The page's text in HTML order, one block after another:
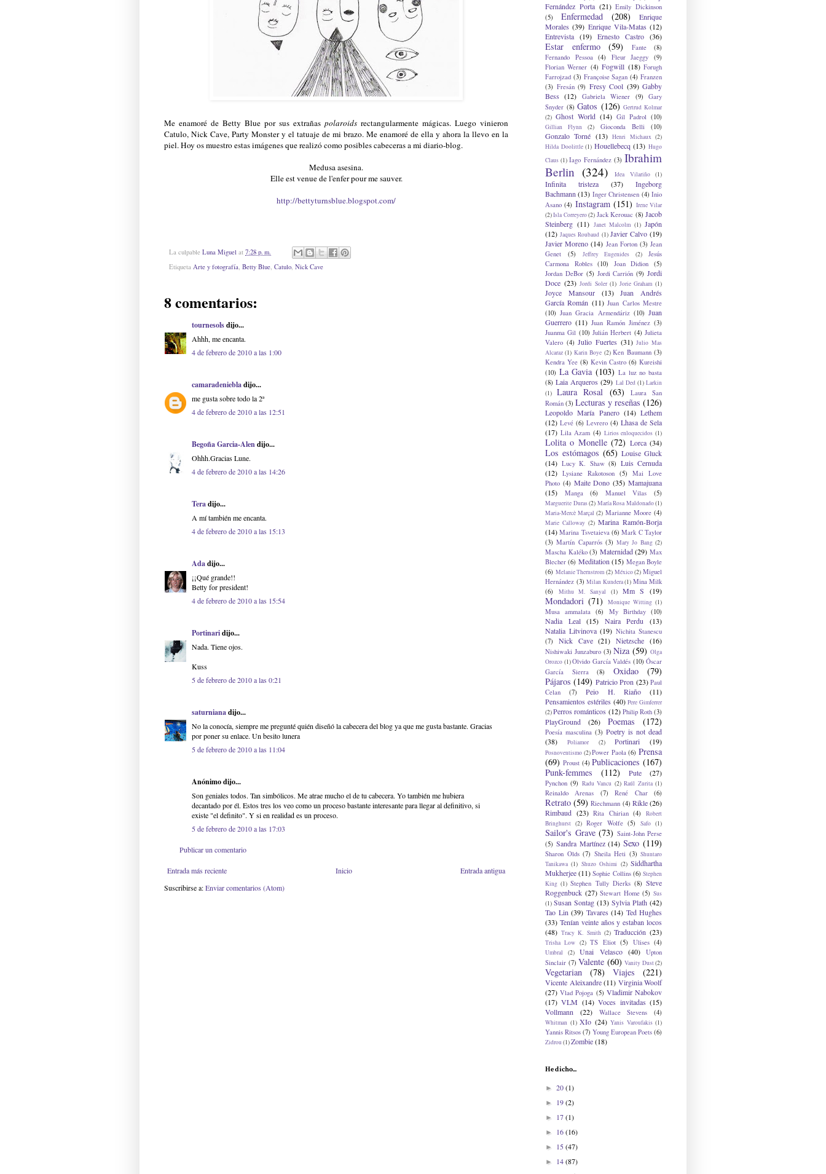
Me enamoré de Betty Blue por sus extrañas polaroids rectangularmente mágicas. Luego vinieron
Catulo, Nick Cave, Party Monster y el tatuaje de mi brazo. Me enamoré de ella y ahora la llevo en la
piel. Hoy os muestro estas imágenes que realizó como posibles cabeceras a mi diario-blog.
Medusa asesina.
Elle est venue de l'enfer pour me sauver.
http://bettyturnsblue.blogspot.com/
La culpable Luna Miguel at 7:28 p. m.
Etiqueta Arte y fotografía, Betty Blue, Catulo, Nick Cave
8 comentarios:
tournesolsdijo...
Ahhh, me encanta.
4 de febrero de 2010 a las 1:00
camaradeniebladijo...
me gusta sobre todo la 2ª
4 de febrero de 2010 a las 12:51
Begoña Garcia-Alendijo...
Ohhh.Gracias Lune.
4 de febrero de 2010 a las 14:26
Teradijo...
A mí también me encanta.
4 de febrero de 2010 a las 15:13
Adadijo...
¡¡Qué grande!!
Betty for president!
4 de febrero de 2010 a las 15:54
Portinaridijo...
Nada. Tiene ojos.
Kuss
5 de febrero de 2010 a las 0:21
saturnianadijo...
No la conocía, siempre me pregunté quién diseñó la cabecera del blog ya que me gusta bastante. Gracias
por poner su enlace. Un besito lunera
5 de febrero de 2010 a las 11:04
Anónimo dijo...
Son geniales todos. Tan simbólicos. Me atrae mucho el de tu cabecera. Yo también me hubiera
decantado por él. Estos tres los veo como un proceso bastante interesante para llegar al definitivo, si
existe "el definito". Y si en realidad es un proceso.
5 de febrero de 2010 a las 17:03
Publicar un comentario
Entrada más reciente Entrada antigua
Inicio
Suscribirse a:Enviar comentarios (Atom)
Fernández Porta (21) Emily Dickinson
(5)
Enfermedad (208)
Enrique
Morales (39) Enrique Vila-Matas (12)
Entrevista (19) Ernesto Castro (36)
Estar enfermo (59) Fante
(8)
Fernando Pessoa
(4) Fleur Jaeggy
(9)
Florian Werner (4) Fogwill (18) Forugh
Farrojzad (3) Françoise Sagan (4) Franzen
(3) Fresán (9) Fresy Cool (39) Gabby
Bess (12) Gabriela Wiener (9)
Gary
Snyder (8) Gatos (126) Gertrud Kolmar
(2) Ghost World (14) Gil Padrol (10)
Gillian Flynn (2) Gioconda Belli (10)
Gonzalo Torné (13) Henri Michaux (2)
Hilda Doolittle (1) Houellebecq (13) Hugo
Claus (1) Iago Fernández (3) Ibrahim
Berlin (324) Idea Vilariño (1)
Infinita tristeza (37)
Ingeborg
Bachmann (13) Inger Christensen (4) Inio
Asano (4) Instagram (151) Irene Vilar
(2)Isla Correyero(2) Jack Kerouac (8) Jacob
Steinberg (11) Janet Malcolm (1) Japón
(12) Jaques Roubaud (1) Javier Calvo (19)
Javier Moreno (14) Jean Forton (3) Jean
Genet
(5) Jeffrey Eugenides (2)
Jesús
Carmona Robles
(10) Joan Didion
(5)
Jordan DeBor (5) Jordi Carrión (9) Jordi
Doce (23) Jordi Soler (1) Jorie Graham (1)
Joyce Mansour (13)
Juan Andrés
García Román (11) Juan Carlos Mestre
(10) Juan Gracia Armendáriz (10) Juan
Guerrero (11) Juan Ramón Jiménez (3)
Juanma Gil (10) Julián Herbert (4) Julieta
Valero (4) Julio Fuertes (31) Julio Mas
Alcaraz (1) Karin Boye (2) Ken Baumann (3)
Kendra Yee (8) Kevin Castro (6) Kureishi
(10) La Gavia (103) La luz no basta
(8) Laia Arqueros (29) Lal Ded (1) Larkin
(1)
Laura Rosal (63)
Laura San
Román (3) Lecturas y reseñas (126)
Leopoldo María Panero (14) Lethem
(12) Levé (6) Levrero (4) Lhasa de Sela
(17) Lila Azam (4) Lirios enloquecidos (1)
Lolita o Monelle (72) Lorca (34)
Los estómagos (65) Louise Gluck
(14) Lucy K. Shaw (8) Luis Cernuda
(12) Lysiane Rakotoson (5)
Mai Love
Photo (4) Maite Dono (35) Mamajuana
(15)
Manga (6) Manuel Vilas (5)
Marguerite Duras(2) María Rosa Maldonado(1)
Maria-Mercè Marçal (2) Marianne Moore (4)
Marie Calloway (2) Marina Ramón-Borja
(14) Marina Tsvetaieva (6) Mark C Taylor
(3) Martín Caparrós (3) Mary Jo Bang (2)
Mascha Kaléko (3) Maternidad (29) Max
Blecher (6) Meditation (15) Megan Boyle
(6) Melanie Thernstrom (2) México (2) Miguel
Hernández (3) Milan Kundera(1) Mina Milk
(6)
Mithu M. Sanyal (1) Mm S (19)
Mondadori (71) Monique Witting (1)
Musa ammalata (6) My Birthday (10)
Nadia Leal (15) Naira Perdu
(13)
Natalia Litvinova (19) Nichita Stanescu
(7)
Nick Cave (21) Nietzsche (16)
Nishiwaki Junzaburo (3) Niza (59) Olga
Orozco (1)Olvido García Valdés (10) Óscar
García Sierra
(8) Oxidao
(79)
Pájaros (149) Patricio Pron (23) Paul
Celan
(7) Peio H. Riaño
(11)
Pensamientos estériles (40) Pere Gimferrer
(2)Perros románticos (12) Philip Roth (3)
PlayGround (26) Poemas (172)
Poesía masculina (3) Poetry is not dead
(38)
Poliamor (2) Portinari (19)
Posnoventismo (2) Power Paola (6) Prensa
(69) Proust (4) Publicaciones (167)
Punk-femmes
(112) Pute (27)
Pynchon (9) Radu Vancu (2) Raúl Zurita (1)
Reinaldo Arenas (7) René Char (6)
Retrato (59) Riechmann (4) Rikle (26)
Rimbaud (23) Rita Chirian (4)
Robert
Bringhurst (2) Roger Wolfe (5) Safo (1)
Sailor's Grave (73) Saint-John Perse
(5) Sandra Martínez (14) Sexo (119)
Sharon Olds (7) Sheila Heti (3) Shuntaro
Tanikawa (1) Shuzo Oshimi (2) Siddhartha
Mukherjee (11) Sophie Collins (6) Stephen
King (1) Stephen Tully Dierks (8) Steve
Roggenbuck (27) Stewart Home (5) Sus
(1) Susan Sontag (13) Sylvia Plath (42)
Tao Lin (39) Tavares (14) Ted Hughes
(33) Tenían veinte años y estaban locos
(48) Tracy K. Smith (2) Traducción (23)
Trisha Low (2) TS Eliot (5) Ulises (4)
Umbral (2) Unai Velasco (40)
Upton
Sinclair (7) Valente (60) Vanity Dust(2)
Vegetarian (78) Viajes (221)
Vicente Aleixandre (11) Virginia Woolf
(27) Vlad Pojoga (5) Vladimir Nabokov
(17) VLM (14) Voces invitadas (15)
Vollmann
(22) Wallace Stevens (4)
Whitman (1) XIo (24) Yanis Varoufakis (1)
Yannis Ritsos (7) Young European Poets (6)
Zidrou(1)Zombie(18)
He dicho...
► 20(1)
► 19(2)
► 17(1)
► 16(16)
► 15(47)
► 14(87)